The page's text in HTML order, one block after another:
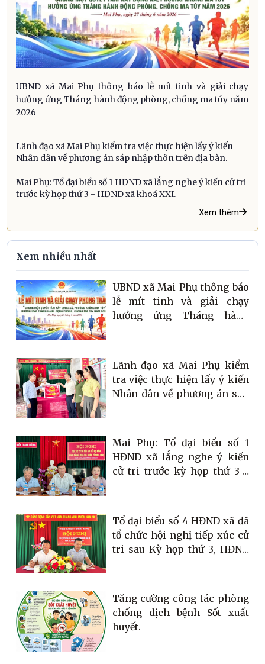
UBND xã Mai Phụ thông báo lễ mít tinh và giải chạy
hưởng ứng Tháng hành động phòng, chống ma túy năm
2026
Lãnh đạo xã Mai Phụ kiểm tra việc thực hiện lấy ý kiến
Nhân dân về phương án sáp nhập thôn trên địa bàn.
Mai Phụ: Tổ đại biểu số 1 HĐND xã lắng nghe ý kiến cử tri
trước kỳ họp thứ 3 - HĐND xã khoá XXI.
Xem thêm
Xem nhiều nhất
UBND xã Mai Phụ thông báo
lễ mít tinh và giải chạy
hưởng ứng Tháng hành
Lãnh đạo xã Mai Phụ kiểm
tra việc thực hiện lấy ý kiến
Nhân dân về phương án sáp
Mai Phụ: Tổ đại biểu số 1
HĐND xã lắng nghe ý kiến
cử tri trước kỳ họp thứ 3 -
Tổ đại biểu số 4 HĐND xã đã
tổ chức hội nghị tiếp xúc cử
tri sau Kỳ họp thứ 3, HĐND
Tăng cường công tác phòng
chống dịch bệnh Sốt xuất
huyết.